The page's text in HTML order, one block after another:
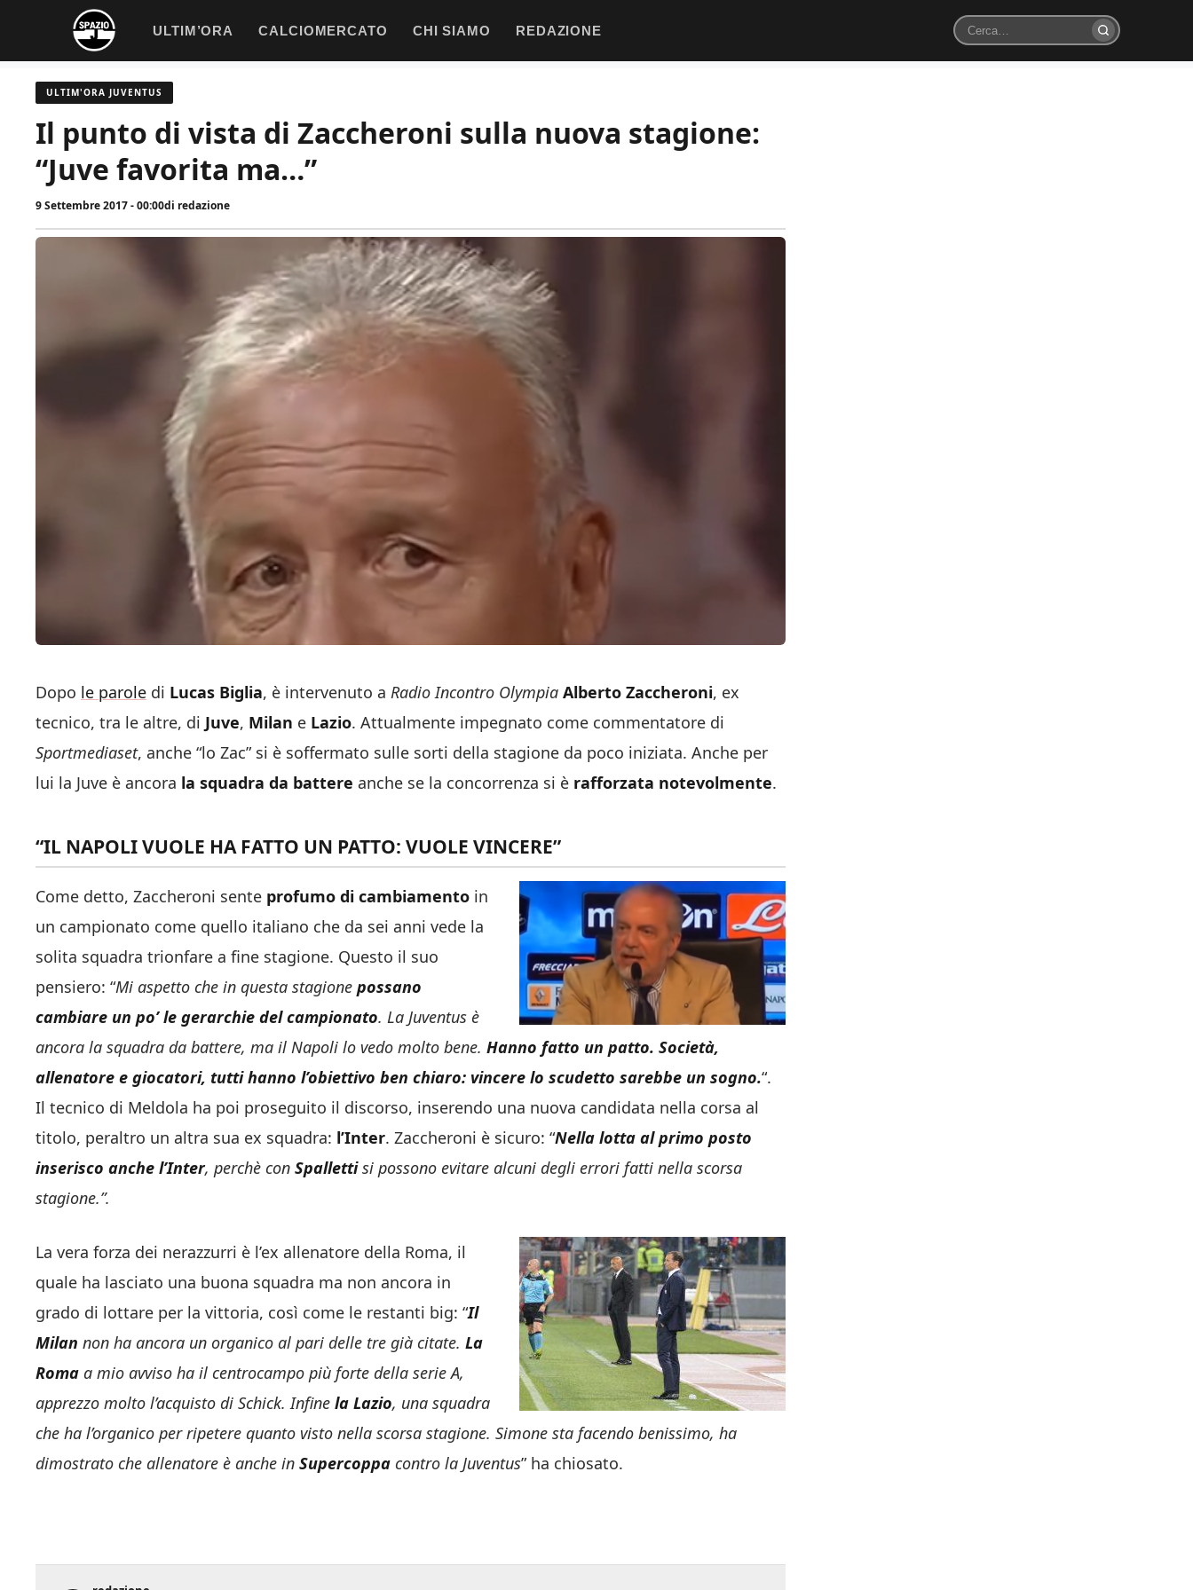
contenuto
ULTIM’ORA CALCIOMERCATO CHI SIAMO REDAZIONE
Cerca
ULTIM'ORA JUVENTUS
Il punto di vista di Zaccheroni sulla nuova stagione:
“Juve favorita ma…”
9 Settembre 2017 - 00:00di redazione
Dopo le parole di Lucas Biglia, è intervenuto a Radio Incontro Olympia Alberto Zaccheroni, ex
tecnico, tra le altre, di Juve, Milan e Lazio. Attualmente impegnato come commentatore di
Sportmediaset, anche “lo Zac” si è soffermato sulle sorti della stagione da poco iniziata. Anche per
lui la Juve è ancora la squadra da battere anche se la concorrenza si è rafforzata notevolmente.
“IL NAPOLI VUOLE HA FATTO UN PATTO: VUOLE VINCERE”
Come detto, Zaccheroni sente profumo di cambiamento in
un campionato come quello italiano che da sei anni vede la
solita squadra trionfare a fine stagione. Questo il suo
pensiero: “Mi aspetto che in questa stagione possano
cambiare un po’ le gerarchie del campionato. La Juventus è
ancora la squadra da battere, ma il Napoli lo vedo molto bene. Hanno fatto un patto. Società,
allenatore e giocatori, tutti hanno l’obiettivo ben chiaro: vincere lo scudetto sarebbe un sogno.“.
Il tecnico di Meldola ha poi proseguito il discorso, inserendo una nuova candidata nella corsa al
titolo, peraltro un altra sua ex squadra: l’Inter. Zaccheroni è sicuro: “Nella lotta al primo posto
inserisco anche l’Inter, perchè con Spallettisi possono evitare alcuni degli errori fatti nella scorsa
stagione.”.
La vera forza dei nerazzurri è l’ex allenatore della Roma, il
quale ha lasciato una buona squadra ma non ancora in
grado di lottare per la vittoria, così come le restanti big: “Il
Milan non ha ancora un organico al pari delle tre già citate. La
Roma a mio avviso ha il centrocampo più forte della serie A,
apprezzo molto l’acquisto di Schick. Infine la Lazio, una squadra
che ha l’organico per ripetere quanto visto nella scorsa stagione. Simone sta facendo benissimo, ha
dimostrato che allenatore è anche in Supercoppa contro la Juventus” ha chiosato.